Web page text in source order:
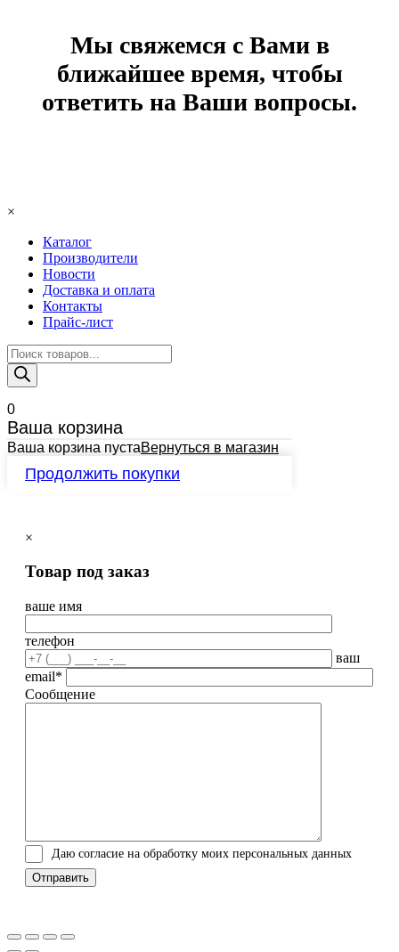
Мы свяжемся с Вами в
ближайшее время, чтобы
ответить на Ваши вопросы.
×
Каталог
Производители
Новости
Доставка и оплата
Контакты
Прайс-лист
Поиск
товаров
0
Ваша корзина
Ваша корзина пустаВернуться в магазин
Продолжить покупки
×
Товар под заказ
ваше имя
телефон
ваш
email*
Сообщение
Даю согласие на обработку моих персональных данных